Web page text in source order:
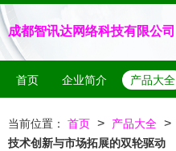
成都智讯达网络科技有限公司
首页 企业简介 产品大全
当前位置： 首页 > 产品大全 >
技术创新与市场拓展的双轮驱动